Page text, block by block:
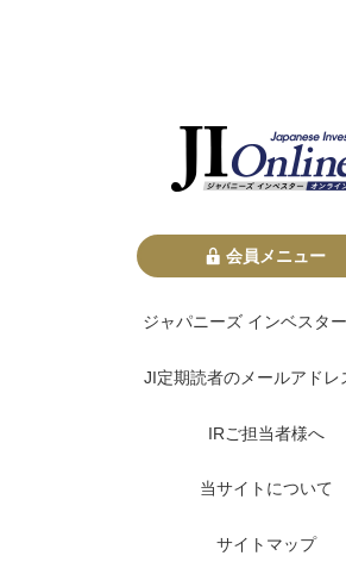
会員メニュー
ジャパニーズ インベスタ
JI定期読者のメールアドレ
IRご担当者様へ
当サイトについて
サイトマップ